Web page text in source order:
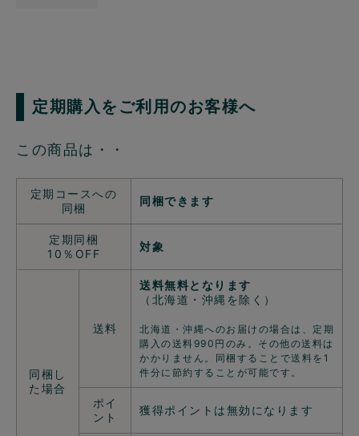
定期購入をご利用のお客様へ
この商品は・・
定期コースへの
同梱
同梱できます
定期同梱
10％OFF
対象
同梱し
た場合
送料
送料無料となります
（北海道・沖縄を除く）
北海道・沖縄へのお届けの場合は、定期
購入の送料990円のみ。その他の送料は
かかりません。同梱することで送料を1
件分に節約することが可能です。
ポイ
ント
獲得ポイントは無効になります